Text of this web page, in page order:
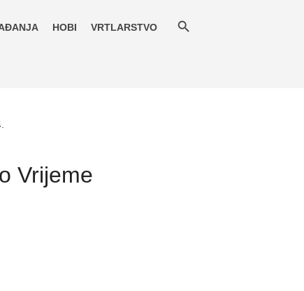
HOBI VRTLARSTVO
Vrijeme